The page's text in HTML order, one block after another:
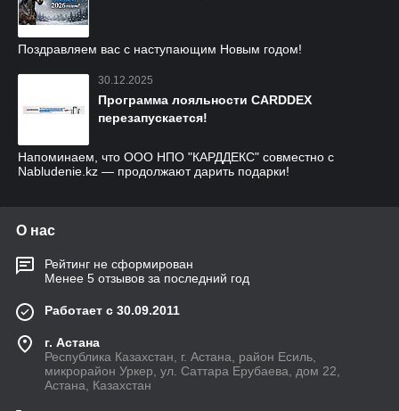
Поздравляем вас с наступающим Новым годом!
30.12.2025
Программа лояльности CARDDEX
перезапускается!
Напоминаем, что ООО НПО "КАРДДЕКС" совместно с
Nabludenie.kz — продолжают дарить подарки!
О нас
Рейтинг не сформирован
Менее 5 отзывов за последний год
Работает с 30.09.2011
г. Астана
Республика Казахстан, г. Астана, район Есиль,
микрорайон Уркер, ул. Саттара Ерубаева, дом 22,
Астана, Казахстан